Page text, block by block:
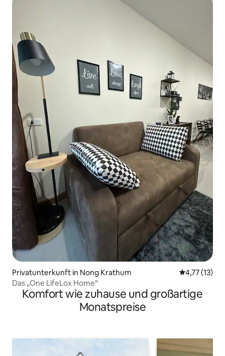
Privatunterkunft in Nong Krathum
4,77 (13)
Das „One LifeLox Home“
Komfort wie zuhause und großartige
Monatspreise